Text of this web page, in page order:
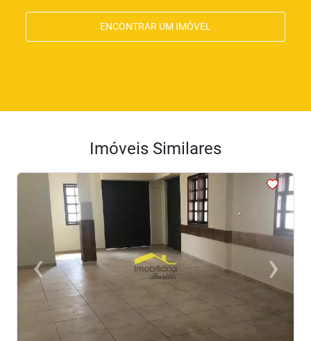
ENCONTRAR UM IMÓVEL
Imóveis Similares
<
‹Previous ›Next